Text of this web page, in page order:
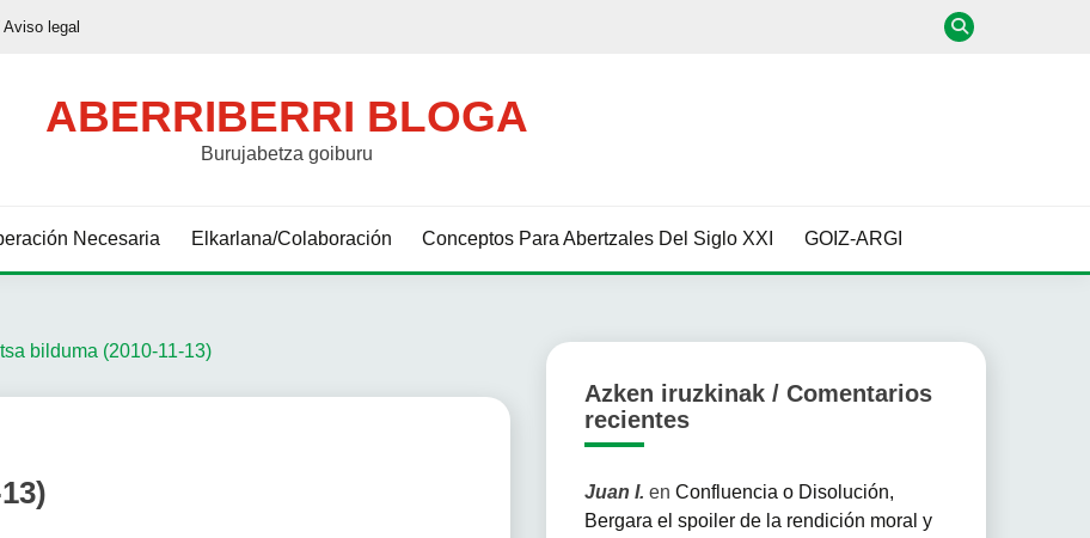
legal
ABERRIBERRI BLOGA
Burujabetza goiburu
Necesaria Elkarlana/Colaboración Conceptos Para Abertzales Del Siglo XXI GOIZ-ARGI
bilduma (2010-11-13)
Azken iruzkinak / Comentarios
recientes
Juan I. en Confluencia o Disolución,
Bergara el spoiler de la rendición moral y